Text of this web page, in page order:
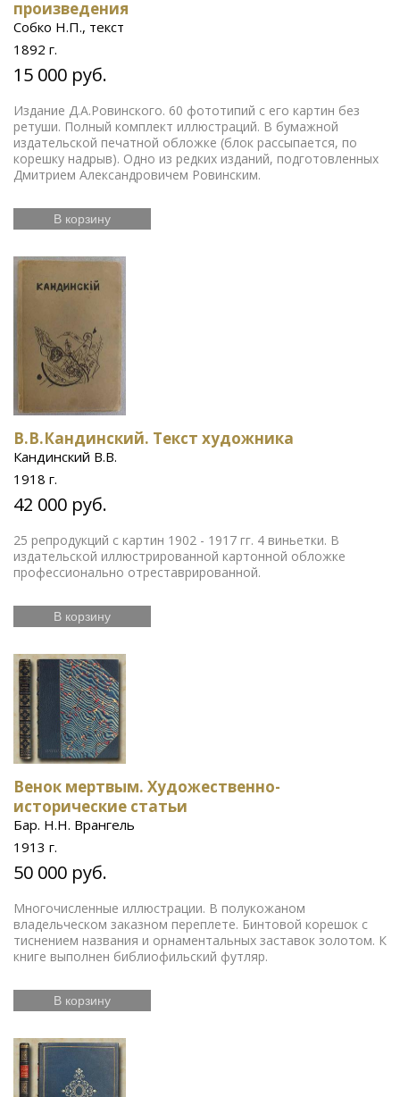
произведения
Собко Н.П., текст
1892 г.
15 000 руб.
Издание Д.А.Ровинского. 60 фототипий с его картин без
ретуши. Полный комплект иллюстраций. В бумажной
издательской печатной обложке (блок рассыпается, по
корешку надрыв). Одно из редких изданий, подготовленных
Дмитрием Александровичем Ровинским.
В корзину
В.В.Кандинский. Текст художника
Кандинский В.В.
1918 г.
42 000 руб.
25 репродукций с картин 1902 - 1917 гг. 4 виньетки. В
издательской иллюстрированной картонной обложке
профессионально отреставрированной.
В корзину
Венок мертвым. Художественно-
исторические статьи
Бар. Н.Н. Врангель
1913 г.
50 000 руб.
Многочисленные иллюстрации. В полукожаном
владельческом заказном переплете. Бинтовой корешок с
тиснением названия и орнаментальных заставок золотом. К
книге выполнен библиофильский футляр.
В корзину